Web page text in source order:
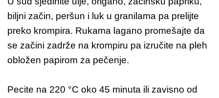
biljni začin, peršun i luk u granilama pa prelijte
preko krompira. Rukama lagano promešajte da
se začini zadrže na krompiru pa izručite na pleh
obložen papirom za pečenje.
Pecite na 220 °C oko 45 minuta ili zavisno od